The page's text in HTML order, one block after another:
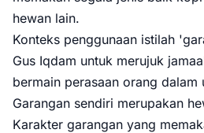
hewan lain.
Konteks penggunaan istilah
Gus Iqdam untuk merujuk
bermain perasaan orang dalam
Garangan sendiri merupakan
Karakter garangan yang